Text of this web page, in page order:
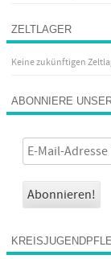
ZELTLAGER
Keine zukünftigen
ABONNIERE